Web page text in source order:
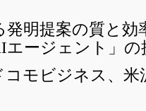
発明提案の質と効
エージェント」の
モビジネス、米